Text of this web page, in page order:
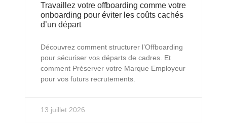
Travaillez votre offboarding comme votre
onboarding pour éviter les coûts cachés
d’un départ
Découvrez comment structurer l’Offboarding
pour sécuriser vos départs de cadres. Et
comment Préserver votre Marque Employeur
pour vos futurs recrutements.
13 juillet 2026